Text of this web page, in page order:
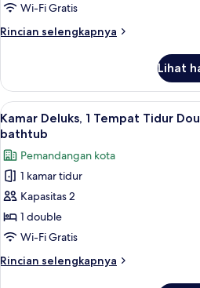
Tempat
Tidur
Double,
Merokok,
pemandangan
kota
(Shower
Only)
Wi-Fi Gratis
Rincian selengkapnya
Rincian
Kamar
Superior,
1
Tempat
Double,
Boleh
Merokok,
pemandangan
kota
Only)
Lihat
Lihat
semua
foto
untuk
Kamar
Deluks,
1
Tempat
Tidur
Double,
22
Kamar Deluks, 1 Tempat Tidur
bathtub
Pemandangan kota
1 kamar tidur
Kapasitas 2
1 double
Wi-Fi Gratis
Rincian selengkapnya
Rincian